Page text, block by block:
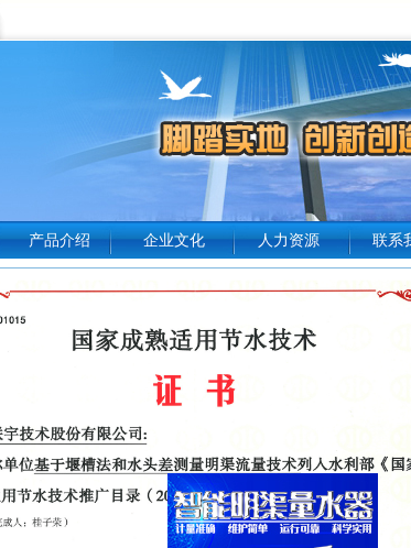
产品介绍 企业文化 人力资源 联系